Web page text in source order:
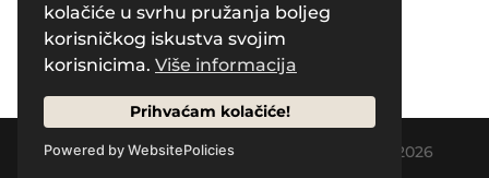
kolačiće u svrhu pružanja boljeg
korisničkog iskustva svojim
korisnicima. Više informacija
Prihvaćam kolačiće!
Powered by WebsitePolicies
Recent Comments
Designed byCreative Pleasure Agency
| © 2026